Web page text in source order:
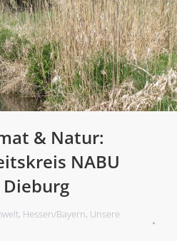
& Natur:
NABU
, Hessen/Bayern, Unsere